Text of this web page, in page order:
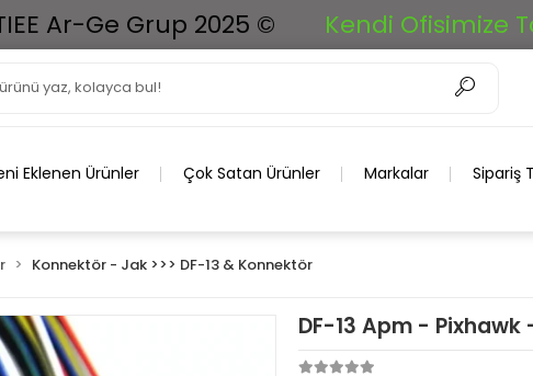
Ge Grup 2025 © Kendi Ofisimize
Eklenen Ürünler Çok Satan Ürünler Markalar Sipariş
Konnektör - Jak >>> DF-13 & Konnektör
DF-13 Apm - Pixhawk